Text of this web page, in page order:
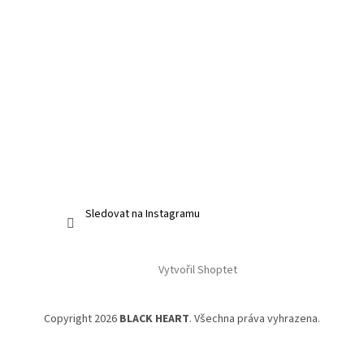
Sledovat na Instagramu
Vytvořil Shoptet
Copyright 2026 BLACK HEART. Všechna práva vyhrazena.